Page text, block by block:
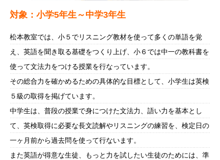
対象：小学5年生～中学3年生
松本教室では、小５でリスニング教材を使って多くの単語を覚
え、英語を聞き取る基礎をつくり上げ、小６では中一の教科書を
使って文法力をつける授業を行なっています。
その総合力を確かめるための具体的な目標として、小学生は英検
５級の取得を掲げています。
中学生は、普段の授業で身につけた文法力、語い力を基本とし
て、英検取得に必要な長文読解やリスニングの練習を、検定日の
一ヶ月前から過去問を使って行ないます。
また英語が得意な生徒、もっと力を試したい生徒のためには、準